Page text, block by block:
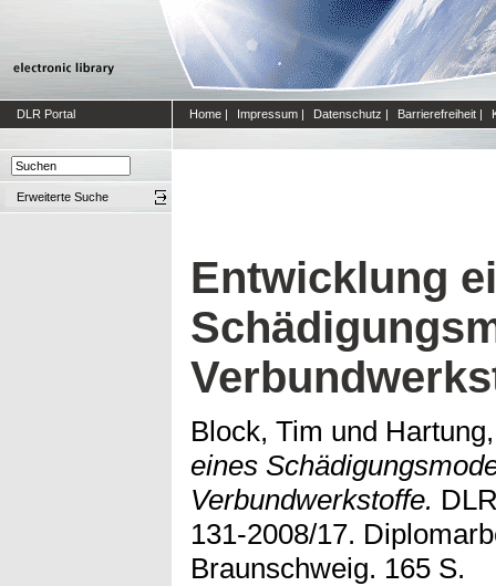
DLR Portal Home | Impressum | Datenschutz | Barrierefreiheit |
Erweiterte Suche
Entwicklung
Block, Tim und
eines
Verbundwerkstoffe.
131-2008/17.
Braunschweig. 165 S.